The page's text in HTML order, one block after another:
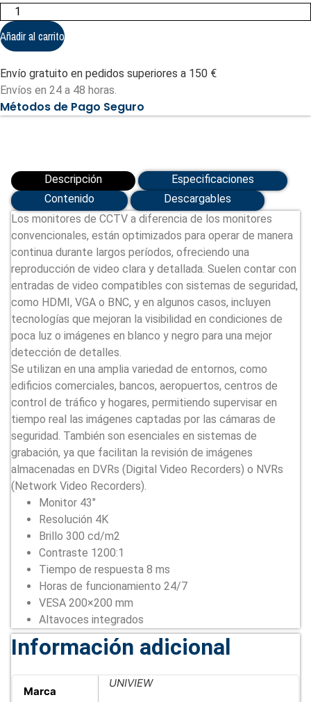
Monitor
43"
-
Resolución
4K
MW3243-
F-
V2)
cantidad
Añadir al carrito
Envío gratuito en pedidos superiores a 150 €
Envíos en 24 a 48 horas.
Métodos de Pago Seguro
Descripción
Especificaciones
Contenido
Descargables
Los monitores de CCTV a diferencia de los monitores
convencionales, están optimizados para operar de manera
continua durante largos períodos, ofreciendo una
reproducción de video clara y detallada. Suelen contar con
entradas de video compatibles con sistemas de seguridad,
como HDMI, VGA o BNC, y en algunos casos, incluyen
tecnologías que mejoran la visibilidad en condiciones de
poca luz o imágenes en blanco y negro para una mejor
detección de detalles.
Se utilizan en una amplia variedad de entornos, como
edificios comerciales, bancos, aeropuertos, centros de
control de tráfico y hogares, permitiendo supervisar en
tiempo real las imágenes captadas por las cámaras de
seguridad. También son esenciales en sistemas de
grabación, ya que facilitan la revisión de imágenes
almacenadas en DVRs (Digital Video Recorders) o NVRs
(Network Video Recorders).
Monitor 43″
Resolución 4K
Brillo 300 cd/m2
Contraste 1200:1
Tiempo de respuesta 8 ms
Horas de funcionamiento 24/7
VESA 200×200 mm
Altavoces integrados
Información adicional
Marca
UNIVIEW